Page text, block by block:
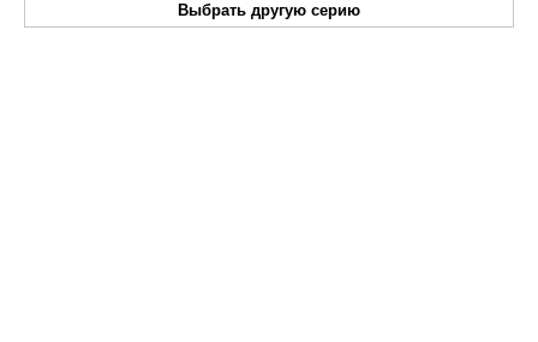
Выбрать другую серию